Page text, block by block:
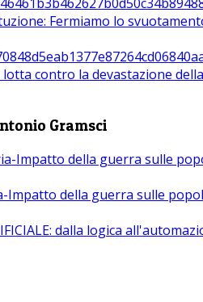
Fermiamo lo
lotta contro la devastazione
Gramsci
Impatto della guerra sulle
Impatto della guerra sulle
dalla logica